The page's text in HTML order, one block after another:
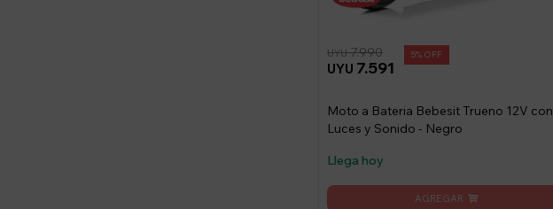
UYU 7.591
UYU 7.990 5
Moto a Bateria Bebesit Trueno 12V con
Luces y Sonido - Negro
Llega hoy